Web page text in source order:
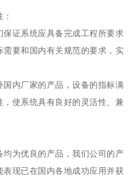
证系统应具备完成工程所要求
要和国内有关规范的要求，实
内厂家的产品，设备的指标满
使系统具有良好的灵活性、兼
为优良的产品，我们公司的产
现已在国内各地成功应用并获